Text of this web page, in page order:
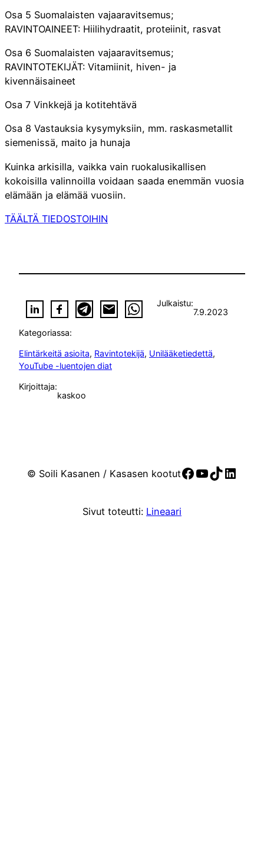
Osa 5 Suomalaisten vajaaravitsemus;
RAVINTOAINEET: Hiilihydraatit, proteiinit, rasvat
Osa 6 Suomalaisten vajaaravitsemus;
RAVINTOTEKIJÄT: Vitamiinit, hiven- ja
kivennäisaineet
Osa 7 Vinkkejä ja kotitehtävä
Osa 8 Vastauksia kysymyksiin, mm. raskasmetallit
siemenissä, maito ja hunaja
Kuinka arkisilla, vaikka vain ruokalusikallisen
kokoisilla valinnoilla voidaan saada enemmän vuosia
elämään ja elämää vuosiin.
TÄÄLTÄ TIEDOSTOIHIN
Julkaistu:
7.9.2023
Kategoriassa:
Elintärkeitä asioita, Ravintotekijä, Unilääketiedettä
YouTube -luentojen diat
Kirjoittaja:
kaskoo
© Soili Kasanen / Kasasen kootutFacebook
YouTube
TikTok
Sivut toteutti: Lineaari